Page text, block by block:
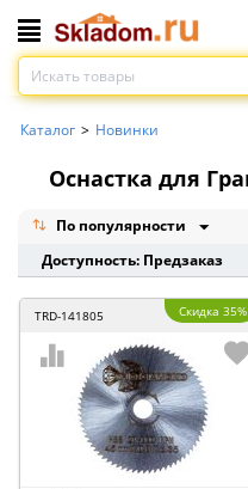
Каталог > Новинки
Оснастка для
По популярности
Доступность: Предзаказ
TRD-141805 Скидка 35%